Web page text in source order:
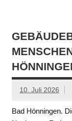
10. Juli 2026
Bad Hönningen.